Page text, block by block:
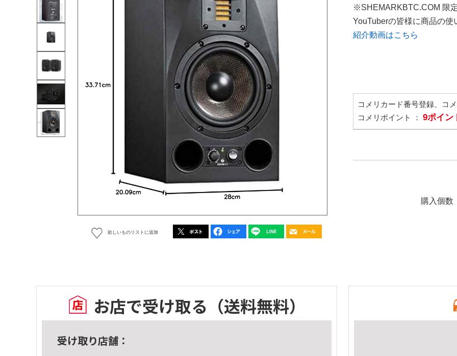
欲しいものリストに追加
※SHEMARKBTC.COM 限
YouTuberの皆様に商品の
紹介動画はこちら
コメリカード番号登録、コ
コメリポイント ： 9ポイン
購入個数
お店で受け取る （送料無料）
受け取り店舗：